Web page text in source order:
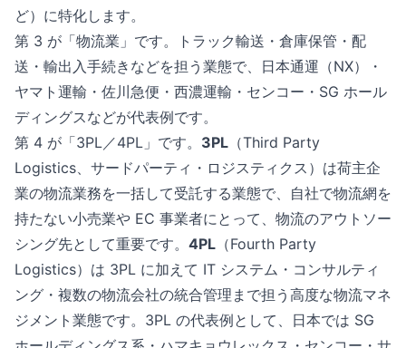
ど）に特化します。
第 3 が「物流業」です。トラック輸送・倉庫保管・配
送・輸出入手続きなどを担う業態で、日本通運（NX）・
ヤマト運輸・佐川急便・西濃運輸・センコー・SG ホール
ディングスなどが代表例です。
第 4 が「3PL／4PL」です。 3PL （Third Party
Logistics、サードパーティ・ロジスティクス）は荷主企
業の物流業務を一括して受託する業態で、自社で物流網を
持たない小売業や EC 事業者にとって、物流のアウトソー
シング先として重要です。 4PL （Fourth Party
Logistics）は 3PL に加えて IT システム・コンサルティ
ング・複数の物流会社の統合管理まで担う高度な物流マネ
ジメント業態です。3PL の代表例として、日本では SG